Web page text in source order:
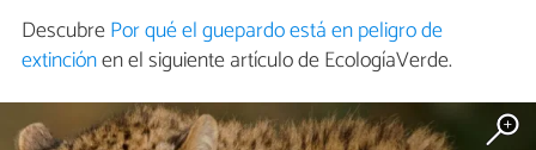
DescubrePor qué el guepardo está en peligro de
extinciónen el siguiente artículo de EcologíaVerde.